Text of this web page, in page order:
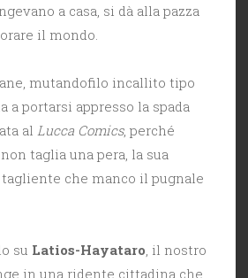
a casa, si dà alla pazza
il mondo.
mutandofilo incallito tipo
a portarsi appresso la spada
al Lucca Comics, perché
taglia una pera, la sua
che manco il pugnale
su Latios-Hayataro , il nostro
in una ridente cittadina che